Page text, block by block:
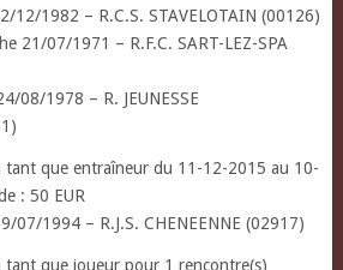
12/1982 – R.C.S. STAVELOTAIN (00126)
21/07/1971 – R.F.C. SART-LEZ-SPA
08/1978 – R. JEUNESSE
tant que entraîneur du 11-12-2015 au 10-
: 50 EUR
07/1994 – R.J.S. CHENEENNE (02917)
tant que joueur pour 1 rencontre(s)